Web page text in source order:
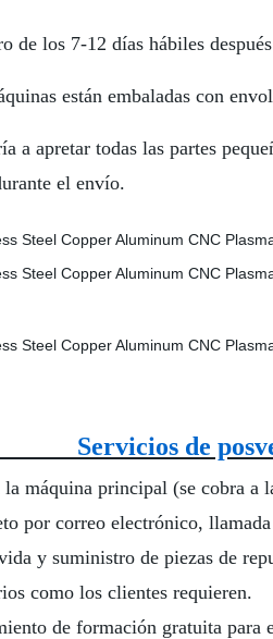
de los 7-12 días hábiles
están embaladas con
a apretar todas las partes
el envío.
de
máquina principal (se cobra a
por correo electrónico,
y suministro de piezas de
como los clientes requieren.
de formación gratuita para